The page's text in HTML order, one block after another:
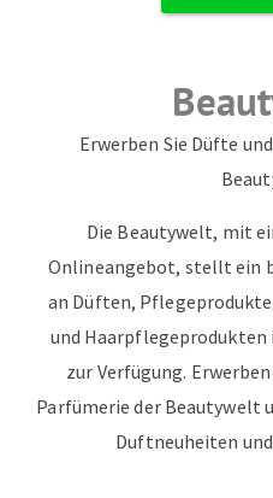
Erwerben Sie Düfte
Die Beautywelt, mit
Onlineangebot, stellt ein
an Düften,
und Haarpflegeprodukten
zur Verfügung.
Parfümerie der Beautywelt
Duftneuheiten